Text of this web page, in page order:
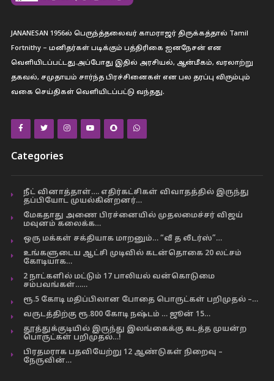
JANANESAN 1956ல் பெருந்த்தலைவர் காமராஜர் திருக்கத்தால் Tamil
Fortnithy – மனிதர்கள் படிக்கும் பத்திரிகை ஐனநேசன் என
வெளியிடப்பட்டது.அப்போது இதில் அரசியல், ஆன்மீகம், வரலாற்று
தகவல், சமுதாயம் சார்ந்த பிரச்சினைகள் என பல தரப்பு விரும்பும்
வகை செய்திகள் வெளியிடப்பட்டு வந்தது.
Categories
நீட் வினாத்தாள்…. எதிர்கட்சிகள் விவாதத்தில் இருந்து
தப்பியோட முயல்கின்றனர்…
மேகதாது அணை பிரச்னையில் முதலமைச்சர் விஜய்
மவுனம் கலைக்க…
ஒரு மக்கள் சக்தியாக மாறனும்… “வீ த லீடர்ஸ்”…
உங்களுடைய ஆட்சி முடிவில் கடன்தொகை 20 லட்சம்
கோடியாக…
2 நாட்களில் மட்டும் 17 பாலியல் வன்கொடுமை
சம்பவங்கள்……
ரூ.5 கோடி மதிப்பிலான போதை பொருட்கள் பறிமுதல் –…
வருடத்திற்கு ரூ.800 கோடி நஷ்டம் … ஜூன் 15…
தூத்துக்குடியில் இருந்து இலங்கைக்கு கடத்த முயன்ற
பொருட்கள் பறிமுதல்…!
பிரதமராக பதவியேற்று 12 ஆண்டுகள் நிறைவு –
நேருவின்…